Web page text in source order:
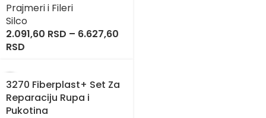
Prajmeri i Fileri
Silco
2.091,60 RSD – 6.627,60
RSD
3270 Fiberplast+ Set Za
Reparaciju Rupa i
Pukotina